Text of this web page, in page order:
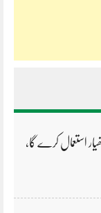
استعمال کرے گا،